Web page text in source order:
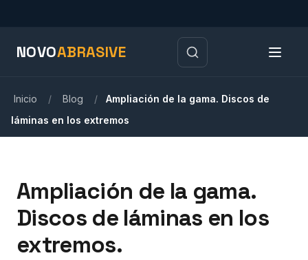
NOVOABRASIVE
Inicio / Blog /
Ampliación de la gama. Discos de
láminas en los extremos
Ampliación de la gama.
Discos de láminas en los
extremos.